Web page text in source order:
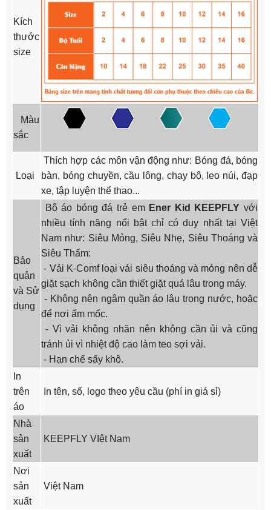
Kích
thước
size
Màu
sắc
Loại
Thích hợp các môn vận động như: Bóng đá, bóng
bàn, bóng chuyền, cầu lông, chạy bộ, leo núi, đạp
xe, tập luyện thể thao...
Bảo
quản
và Sử
dụng
Bộ áo bóng đá trẻ em Ener Kid KEEPFLY với
nhiều tính năng nổi bật chỉ có duy nhất tại Việt
Nam như: Siêu Mỏng, Siêu Nhẹ, Siêu Thoáng và
Siêu Thấm:
- Vải K-Comf loại vải siêu thoáng và mỏng nên dễ
giặt sạch không cần thiết giặt quá lâu trong máy.
- Không nên ngâm quần áo lâu trong nước, hoặc
để nơi ẩm mốc.
- Vì vải không nhăn nên không cần ủi và cũng
tránh ủi vì nhiệt độ cao làm teo sợi vải.
- Hạn chế sấy khô.
In
trên
áo
In tên, số, logo theo yêu cầu (phí in giá sỉ)
Nhà
sản
xuất
KEEPFLY VIệt Nam
Nơi
sản
xuất
Việt Nam